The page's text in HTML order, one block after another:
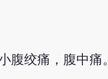
腹绞痛，腹中痛。